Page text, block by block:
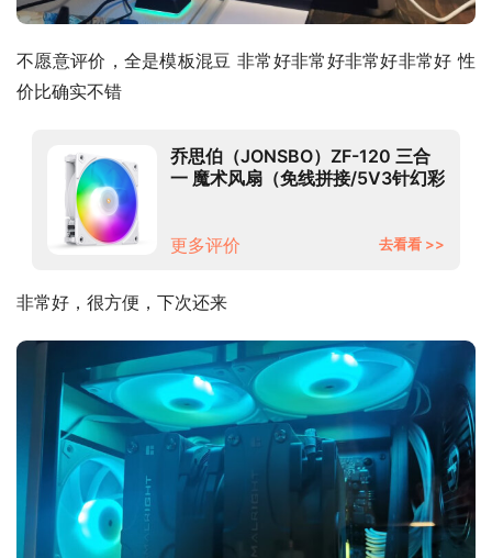
不愿意评价，全是模板混豆 非常好非常好非常好非常好 性
价比确实不错
乔思伯（JONSBO）ZF-120 三合
一 魔术风扇（免线拼接/5V3针幻彩
更多评价
去看看 >>
非常好，很方便，下次还来